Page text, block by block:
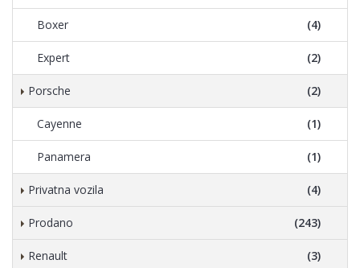
Boxer (4)
Expert (2)
Porsche (2)
Cayenne (1)
Panamera (1)
Privatna vozila (4)
Prodano (243)
Renault (3)